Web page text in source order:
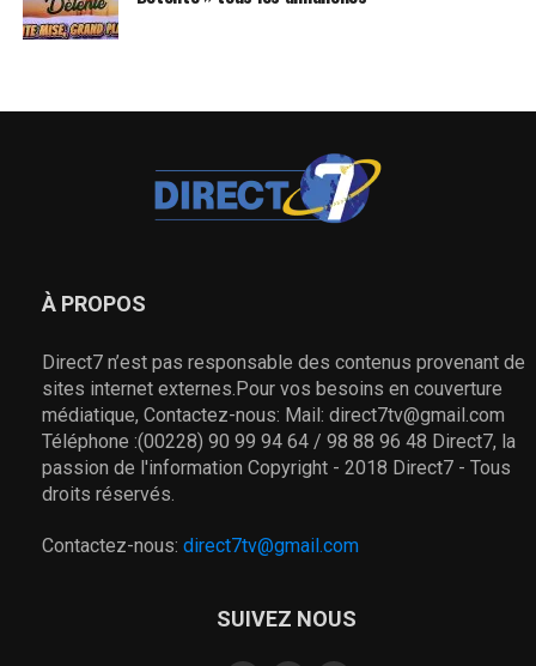
À PROPOS
Direct7 n’est pas responsable des contenus provenant de
sites internet externes.Pour vos besoins en couverture
médiatique, Contactez-nous: Mail: direct7tv@gmail.com
Téléphone :(00228) 90 99 94 64 / 98 88 96 48 Direct7, la
passion de l'information Copyright - 2018 Direct7 - Tous
droits réservés.
Contactez-nous: direct7tv@gmail.com
SUIVEZ NOUS